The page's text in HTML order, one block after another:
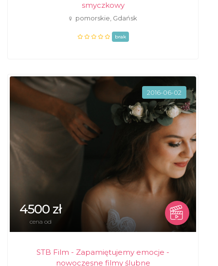
smyczkowy
pomorskie, Gdańsk
brak
2016-06-02
4500 zł
cena od
STB Film - Zapamiętujemy emocje -
nowoczesne filmy ślubne